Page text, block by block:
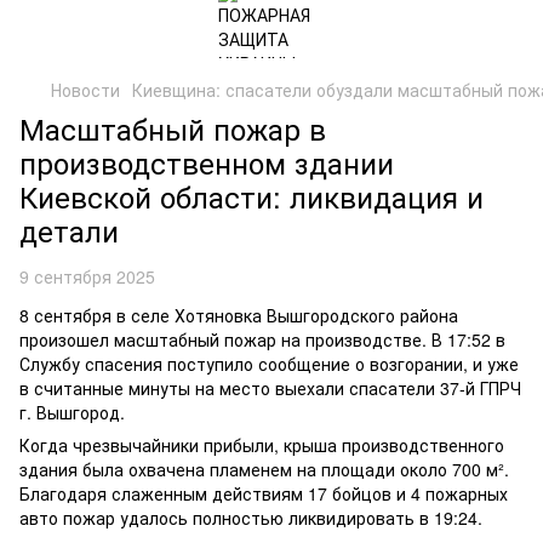
Новости Киевщина: спасатели обуздали масштабный
Масштабный пожар в
производственном здании
Киевской области: ликвидация и
детали
9 сентября 2025
8 сентября в селе Хотяновка Вышгородского района
произошел масштабный пожар на производстве. В 17:52 в
Службу спасения поступило сообщение о возгорании, и уже
в считанные минуты на место выехали спасатели 37-й ГПРЧ
г. Вышгород.
Когда чрезвычайники прибыли, крыша производственного
здания была охвачена пламенем на площади около 700 м².
Благодаря слаженным действиям 17 бойцов и 4 пожарных
авто пожар удалось полностью ликвидировать в 19:24.